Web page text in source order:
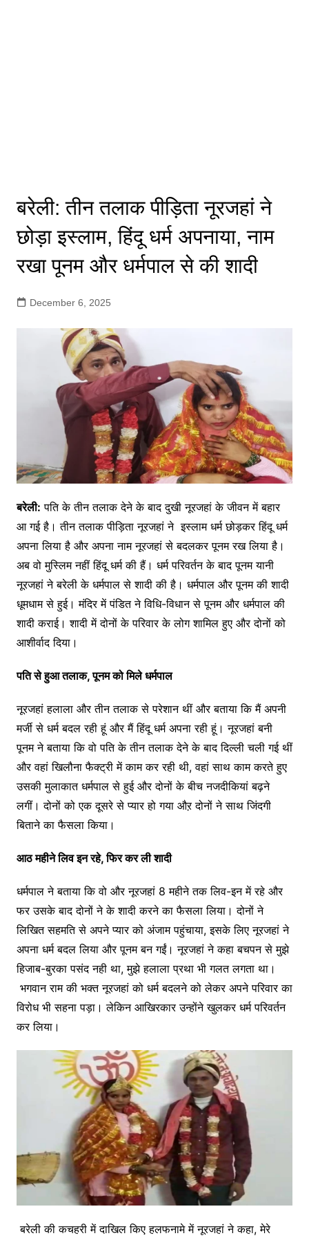
बरेली: तीन तलाक पीड़िता नूरजहां ने
छोड़ा इस्लाम, हिंदू धर्म अपनाया, नाम
रखा पूनम और धर्मपाल से की शादी
December 6, 2025
बरेली: पति के तीन तलाक देने के बाद दुखी नूरजहां के जीवन में बहार
आ गई है। तीन तलाक पीड़िता नूरजहां ने इस्लाम धर्म छोड़कर हिंदू धर्म
अपना लिया है और अपना नाम नूरजहां से बदलकर पूनम रख लिया है।
अब वो मुस्लिम नहीं हिंदू धर्म की हैं। धर्म परिवर्तन के बाद पूनम यानी
नूरजहां ने बरेली के धर्मपाल से शादी की है। धर्मपाल और पूनम की शादी
धूमधाम से हुई। मंदिर में पंडित ने विधि-विधान से पूनम और धर्मपाल की
शादी कराई। शादी में दोनों के परिवार के लोग शामिल हुए और दोनों को
आशीर्वाद दिया।
पति से हुआ तलाक, पूनम को मिले धर्मपाल
नूरजहां हलाला और तीन तलाक से परेशान थीं और बताया कि मैं अपनी
मर्जी से धर्म बदल रही हूं और मैं हिंदू धर्म अपना रही हूं। नूरजहां बनी
पूनम ने बताया कि वो पति के तीन तलाक देने के बाद दिल्ली चली गई थीं
और वहां खिलौना फैक्ट्री में काम कर रही थी, वहां साथ काम करते हुए
उसकी मुलाकात धर्मपाल से हुई और दोनों के बीच नजदीकियां बढ़ने
लगीं। दोनों को एक दूसरे से प्यार हो गया औऱ दोनों ने साथ जिंदगी
बिताने का फैसला किया।
आठ महीने लिव इन रहे, फिर कर ली शादी
धर्मपाल ने बताया कि वो और नूरजहां 8 महीने तक लिव-इन में रहे और
फर उसके बाद दोनों ने के शादी करने का फैसला लिया। दोनों ने
लिखित सहमति से अपने प्यार को अंजाम पहुंचाया, इसके लिए नूरजहां ने
अपना धर्म बदल लिया और पूनम बन गईं। नूरजहां ने कहा बचपन से मुझे
हिजाब-बुरका पसंद नही था, मुझे हलाला प्रथा भी गलत लगता था।
भगवान राम की भक्त नूरजहां को धर्म बदलने को लेकर अपने परिवार का
विरोध भी सहना पड़ा। लेकिन आखिरकार उन्होंने खुलकर धर्म परिवर्तन
कर लिया।
बरेली की कचहरी में दाखिल किए हलफनामे में नूरजहां ने कहा, मेरे